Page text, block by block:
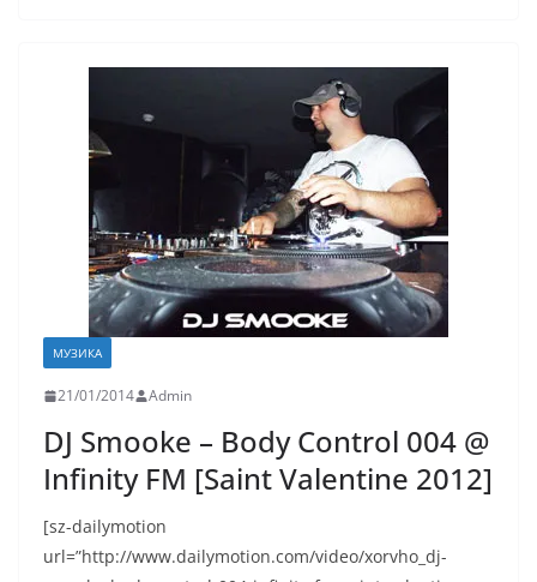
МУЗИКА
21/01/2014 Admin
DJ Smooke – Body Control 004 @
Infinity FM [Saint Valentine 2012]
[sz-dailymotion
url=”http://www.dailymotion.com/video/xorvho_dj-